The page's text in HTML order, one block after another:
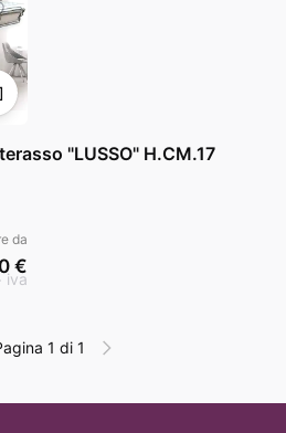
"LUSSO" H.CM.17
da
€
iva
1 di 1